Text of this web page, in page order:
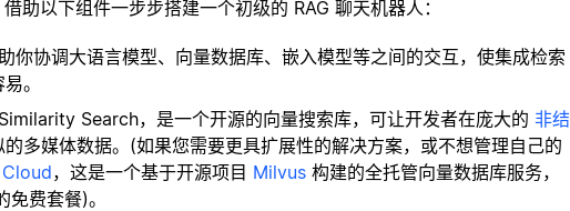
助以下组件一步步搭建一个初级的 RAG 聊天机器人：
你协调大语言模型、向量数据库、嵌入模型等之间的交互，使集成检索
。
Search，是一个开源的向量搜索库，可让开发者在庞大的 非结
多媒体数据。(如果您需要更具扩展性的解决方案，或不想管理自己的
，这是一个基于开源项目 Milvus 构建的全托管向量数据库服务，
费套餐)。